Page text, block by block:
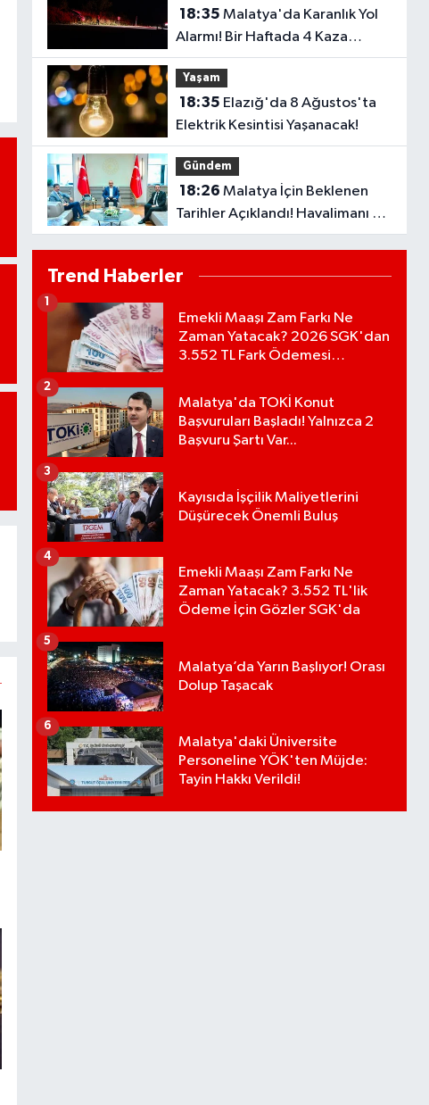
18:35
Alarmı! Bir Haftada 4 Kaza
Yaşandı..
Yaşam
18:35
Elektrik Kesintisi Yaşanacak!
Gündem
18:26
Tarihler Açıklandı! Havalimanı ve
Çevre Yolu Açılıyor..
Trend Haberler
Emekli Maaşı Zam Farkı Ne
Zaman Yatacak? 2026 SGK'dan
3.552 TL Fark Ödemesi
1
Malatya'da TOKİ Konut
Başvuruları Başladı! Yalnızca 2
Başvuru Şartı Var...
2
Kayısıda İşçilik Maliyetlerini
Düşürecek Önemli Buluş
3
Emekli Maaşı Zam Farkı Ne
Zaman Yatacak? 3.552 TL'lik
Ödeme İçin Gözler SGK'da
4
Malatya’da Yarın Başlıyor! Orası
Dolup Taşacak
5
Malatya'daki Üniversite
Personeline YÖK'ten Müjde:
Tayin Hakkı Verildi!
6